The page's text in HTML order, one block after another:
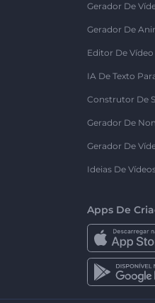
Gerador De
Gerador De
Editor De
IA De Texto
Construtor De
Gerador De
Gerador De
Ideias De
Apps De